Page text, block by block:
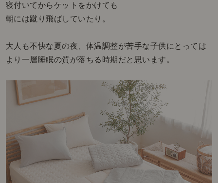
寝付いてからケットをかけても
朝には蹴り飛ばしていたり。
大人も不快な夏の夜、体温調整が苦手な子供にとっては
より一層睡眠の質が落ちる時期だと思います。